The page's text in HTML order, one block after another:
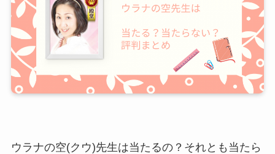
ウラナの空(クウ)先生は当たるの？それとも当たら